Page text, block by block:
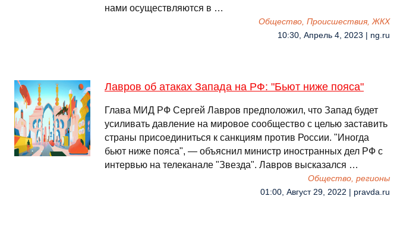
нами осуществляются в …
Общество, Происшествия, ЖКХ
10:30, Апрель 4, 2023 | ng.ru
Лавров об атаках Запада на РФ: "Бьют ниже пояса"
Глава МИД РФ Сергей Лавров предположил, что Запад будет
усиливать давление на мировое сообщество с целью заставить
страны присоединиться к санкциям против России. "Иногда
бьют ниже пояса", — объяснил министр иностранных дел РФ с
интервью на телеканале "Звезда". Лавров высказался …
Общество, регионы
01:00, Август 29, 2022 | pravda.ru